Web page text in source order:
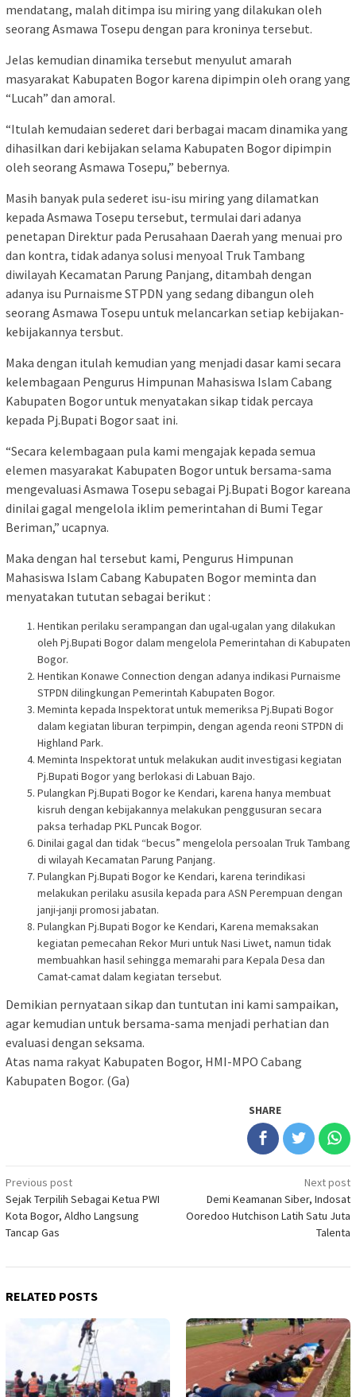
mendatang, malah ditimpa isu miring yang dilakukan oleh
seorang Asmawa Tosepu dengan para kroninya tersebut.
Jelas kemudian dinamika tersebut menyulut amarah
masyarakat Kabupaten Bogor karena dipimpin oleh orang yang
“Lucah” dan amoral.
“Itulah kemudaian sederet dari berbagai macam dinamika yang
dihasilkan dari kebijakan selama Kabupaten Bogor dipimpin
oleh seorang Asmawa Tosepu,” bebernya.
Masih banyak pula sederet isu-isu miring yang dilamatkan
kepada Asmawa Tosepu tersebut, termulai dari adanya
penetapan Direktur pada Perusahaan Daerah yang menuai pro
dan kontra, tidak adanya solusi menyoal Truk Tambang
diwilayah Kecamatan Parung Panjang, ditambah dengan
adanya isu Purnaisme STPDN yang sedang dibangun oleh
seorang Asmawa Tosepu untuk melancarkan setiap kebijakan-
kebijakannya tersbut.
Maka dengan itulah kemudian yang menjadi dasar kami secara
kelembagaan Pengurus Himpunan Mahasiswa Islam Cabang
Kabupaten Bogor untuk menyatakan sikap tidak percaya
kepada Pj.Bupati Bogor saat ini.
“Secara kelembagaan pula kami mengajak kepada semua
elemen masyarakat Kabupaten Bogor untuk bersama-sama
mengevaluasi Asmawa Tosepu sebagai Pj.Bupati Bogor kareana
dinilai gagal mengelola iklim pemerintahan di Bumi Tegar
Beriman,” ucapnya.
Maka dengan hal tersebut kami, Pengurus Himpunan
Mahasiswa Islam Cabang Kabupaten Bogor meminta dan
menyatakan tututan sebagai berikut :
Hentikan perilaku serampangan dan ugal-ugalan yang dilakukan
oleh Pj.Bupati Bogor dalam mengelola Pemerintahan di Kabupaten
Bogor.
Hentikan Konawe Connection dengan adanya indikasi Purnaisme
STPDN dilingkungan Pemerintah Kabupaten Bogor.
Meminta kepada Inspektorat untuk memeriksa Pj.Bupati Bogor
dalam kegiatan liburan terpimpin, dengan agenda reoni STPDN di
Highland Park.
Meminta Inspektorat untuk melakukan audit investigasi kegiatan
Pj.Bupati Bogor yang berlokasi di Labuan Bajo.
Pulangkan Pj.Bupati Bogor ke Kendari, karena hanya membuat
kisruh dengan kebijakannya melakukan penggusuran secara
paksa terhadap PKL Puncak Bogor.
Dinilai gagal dan tidak “becus” mengelola persoalan Truk Tambang
di wilayah Kecamatan Parung Panjang.
Pulangkan Pj.Bupati Bogor ke Kendari, karena terindikasi
melakukan perilaku asusila kepada para ASN Perempuan dengan
janji-janji promosi jabatan.
Pulangkan Pj.Bupati Bogor ke Kendari, Karena memaksakan
kegiatan pemecahan Rekor Muri untuk Nasi Liwet, namun tidak
membuahkan hasil sehingga memarahi para Kepala Desa dan
Camat-camat dalam kegiatan tersebut.
Demikian pernyataan sikap dan tuntutan ini kami sampaikan,
agar kemudian untuk bersama-sama menjadi perhatian dan
evaluasi dengan seksama.
Atas nama rakyat Kabupaten Bogor, HMI-MPO Cabang
Kabupaten Bogor. (Ga)
SHARE
Post
navigation
Previous post
Sejak Terpilih Sebagai Ketua PWI
Kota Bogor, Aldho Langsung
Tancap Gas
Next post
Demi Keamanan Siber, Indosat
Ooredoo Hutchison Latih Satu Juta
Talenta
RELATED POSTS